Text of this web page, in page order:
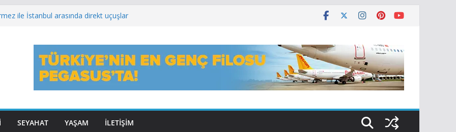
ile İstanbul arasında direkt uçuşlar
IATA Yönetim Kurulu Başkanlığı görevini
Düsseldorf’tan Curaçao’ya direkt seferlerini
SEYAHAT YAŞAM İLETİŞİM